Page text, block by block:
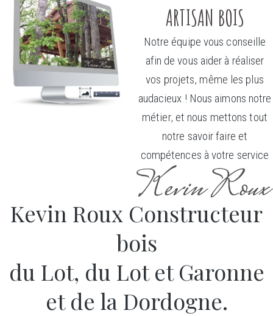
ARTISAN BOIS
Notre équipe vous conseille
afin de vous aider à réaliser
vos projets, même les plus
audacieux ! Nous aimons notre
métier, et nous mettons tout
notre savoir faire et
compétences à votre service
Kevin Roux Constructeur
bois
du Lot, du Lot et Garonne
et de la Dordogne.